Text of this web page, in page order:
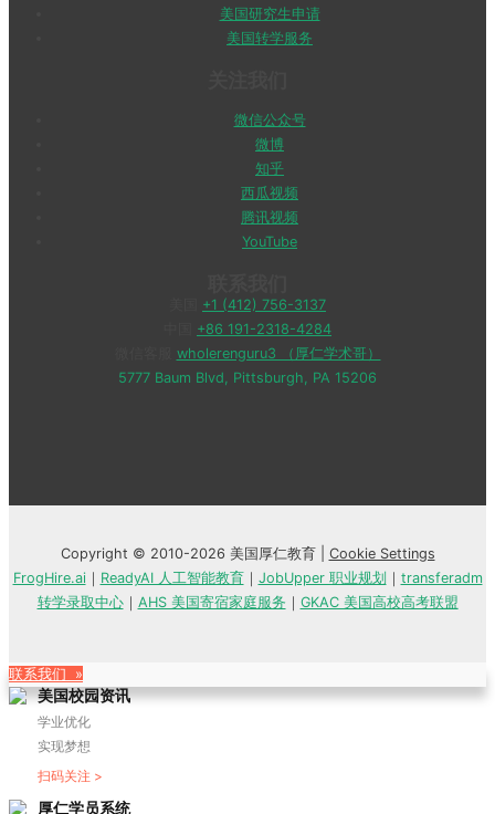
美国研究生申请
美国转学服务
微信公众号
微博
知乎
西瓜视频
腾讯视频
YouTube
+1 (412) 756-3137
+86 191-2318-4284
wholerenguru3 （厚仁学术哥）
5777 Baum Blvd, Pittsburgh, PA 15206
Copyright © 2010-2026 美国厚仁教育 | Cookie Settings
FrogHire.ai｜ ReadyAI 人工智能教育｜ JobUpper 职业规划 ｜ transferadm
转学录取中心｜ AHS 美国寄宿家庭服务 ｜ GKAC 美国高校高考联盟
联系我们 »
美国校园资讯
学业优化
实现梦想
扫码关注 >
厚仁学员系统